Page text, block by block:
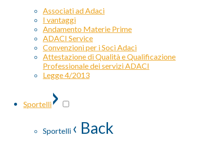
Associati ad Adaci
I vantaggi
Andamento Materie Prime
ADACI Service
Convenzioni per i Soci Adaci
Attestazione di Qualità e Qualificazione
Professionale dei servizi ADACI
Legge 4/2013
Sportelli›
Sportelli ‹ Back